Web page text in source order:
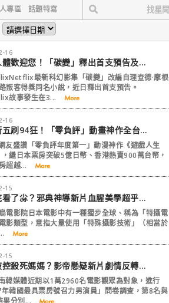
專區 話題特寫
16
第二人體歡迎您！「碳變」釋出首支預告及最新劇照
最新科幻影集「碳變」改編自理查德·摩根
叛客得獎同名小說，近日釋出首支預告。
故事發生在3...
16
狂粉衝五刷94狂！「零負評」動畫神作全台票房破1000萬
友盛讚「零負評年度第一」動漫神作《遊戲人生
繼日本票房突破5億日幣、香港熱賣900萬台幣，
超越...
15
我到底看了尛？邪典神導新片血腥美學超乎想像、更勝以往！
電影院日本電影中有一種獨步全球、稱為「特攝電
影類型，意指大量使用「特殊攝影技術」（相當於
15
女兒被控殺死媽媽？影帝懸疑新片劇情反轉再反轉！
韓媒體近期以1萬2960名電影觀眾為對象，進行
年韓國最具票房號召力男演員」問卷調查，第8名與
果分別...